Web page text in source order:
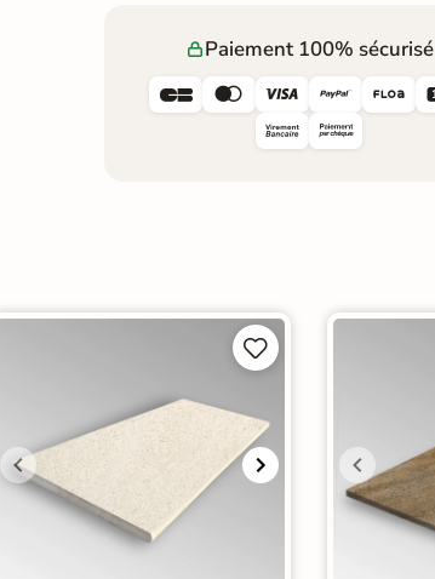
Paiement 100% sécurisé
    

